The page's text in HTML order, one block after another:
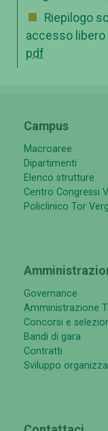
Riepilogo
accesso libero
pdf
Campus
Macroaree
Dipartimenti
Elenco strutture
Centro Congressi
Policlinico Tor
Governance
Amministrazione
Concorsi e
Bandi di gara
Contratti
Sviluppo